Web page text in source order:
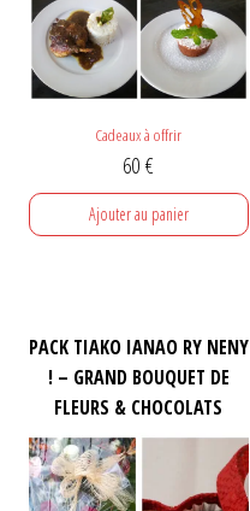
Cadeaux à offrir
60€
Ajouter au panier
PACK TIAKO IANAO RY NENY
! – GRAND BOUQUET DE
FLEURS & CHOCOLATS